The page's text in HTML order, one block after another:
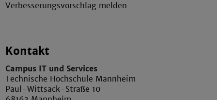
Verbesserungsvorschlag melden
Kontakt
Campus IT und Services
Technische Hochschule Mannheim
Paul-Wittsack-Straße 10